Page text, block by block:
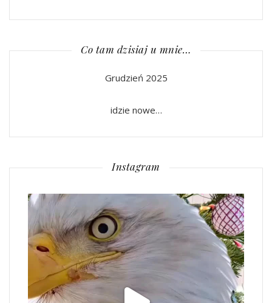
Co tam dzisiaj u mnie…
Grudzień 2025
idzie nowe…
Instagram